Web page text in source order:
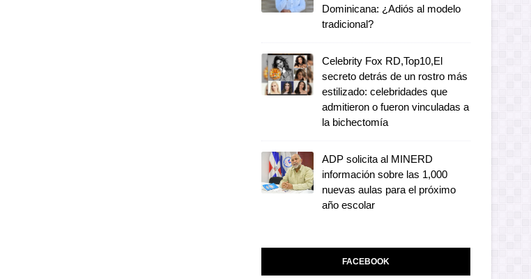
Dominicana: ¿Adiós al modelo
tradicional?
Celebrity Fox RD,Top10,El
secreto detrás de un rostro más
estilizado: celebridades que
admitieron o fueron vinculadas a
la bichectomía
ADP solicita al MINERD
información sobre las 1,000
nuevas aulas para el próximo
año escolar
FACEBOOK